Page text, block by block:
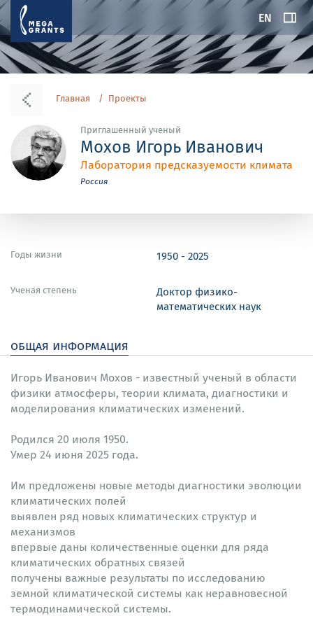
EN
Главная Проекты
Приглашенный ученый
Мохов Игорь Иванович
Лаборатория предсказуемости климата
Россия
Годы жизни 1950 - 2025
Ученая степень
Доктор физико-
математических наук
общая информация
Игорь Иванович Мохов - известный ученый в области
физики атмосферы, теории климата, диагностики и
моделирования климатических изменений.
Родился 20 июля 1950.
Умер 24 июня 2025 года.
Им предложены новые методы диагностики эволюции
климатических полей
выявлен ряд новых климатических структур и
механизмов
впервые даны количественные оценки для ряда
климатических обратных связей
получены важные результаты по исследованию
земной климатической системы как неравновесной
термодинамической системы.